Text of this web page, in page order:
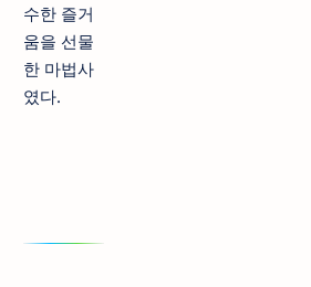
수한 즐거
움을 선물
한 마법사
였다.